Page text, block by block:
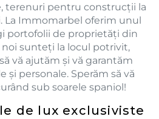
terenuri pentru construcții la
La Immomarbel oferim unul
portofolii de proprietăți din
noi sunteți la locul potrivit,
vă ajutăm și vă garantăm
și personale. Sperăm să vă
sub soarele spaniol!
de lux exclusiviste